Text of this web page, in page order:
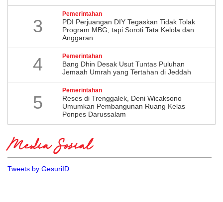
3
Pemerintahan
PDI Perjuangan DIY Tegaskan Tidak Tolak
Program MBG, tapi Soroti Tata Kelola dan
Anggaran
4 Pemerintahan
Bang Dhin Desak Usut Tuntas Puluhan
Jemaah Umrah yang Tertahan di Jeddah
5
Pemerintahan
​Reses di Trenggalek, Deni Wicaksono
Umumkan Pembangunan Ruang Kelas
Ponpes Darussalam
Media Sosial
Tweets by GesuriID